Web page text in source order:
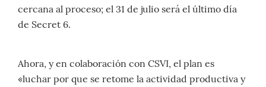
cercana al proceso; el 31 de julio será el último día
de Secret 6.
Ahora, y en colaboración con CSVI, el plan es
«luchar por que se retome la actividad productiva y